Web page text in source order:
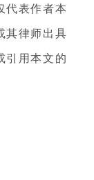
代表作者本
其律师出具
引用本文的